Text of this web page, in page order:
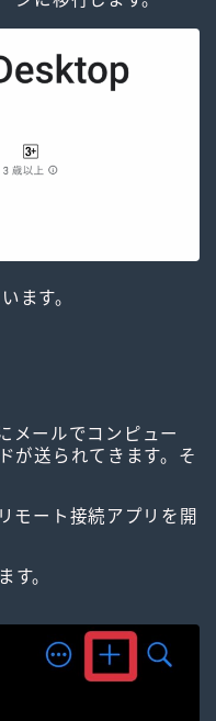
ます。
メールでコンピュー
が送られてきます。そ
モート接続アプリを開
す。